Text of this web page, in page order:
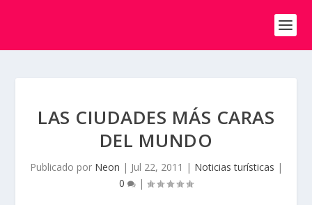
LAS CIUDADES MÁS CARAS
DEL MUNDO
Publicado por Neon | Jul 22, 2011 | Noticias turísticas |
0
|